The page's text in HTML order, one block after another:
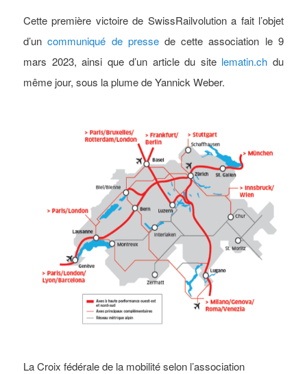
Cette première victoire de SwissRailvolution a fait l’objet
d’uncommuniqué de pressede cette association le 9
mars 2023, ainsi que d’un article du site lematin.ch du
même jour, sous la plume de Yannick Weber.
La Croix fédérale de la mobilité selon l’association